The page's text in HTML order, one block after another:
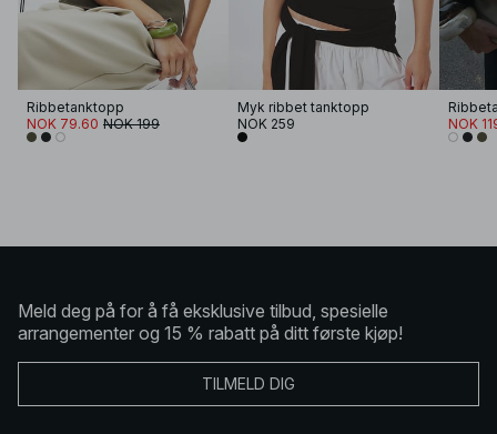
Ribbetanktopp
NOK 79.60 NOK 199
Myk ribbet tanktopp
NOK 259
NOK
Meld deg på for å få eksklusive tilbud, spesielle
arrangementer og 15 % rabatt på ditt første kjøp!
TILMELD DIG